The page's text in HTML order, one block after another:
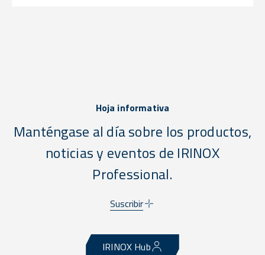
Hoja informativa
Manténgase al día sobre los productos,
noticias y eventos de IRINOX
Professional.
Suscribir
IRINOX Hub